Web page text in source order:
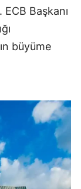
Başkanı
büyüme